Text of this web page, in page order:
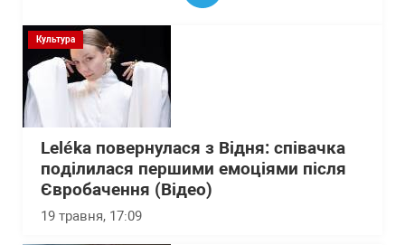
Культура
Leléka повернулася з Відня: співачка
поділилася першими емоціями після
Євробачення (Відео)
19 травня, 17:09